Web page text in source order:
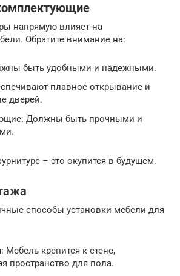
напрямую влияет на
Обратите внимание на:
быть удобными и надежными.
плавное открывание и
дверей.
Должны быть прочными и
– это окупится в будущем.
способы установки мебели для
Мебель крепится к стене,
пространство для пола.